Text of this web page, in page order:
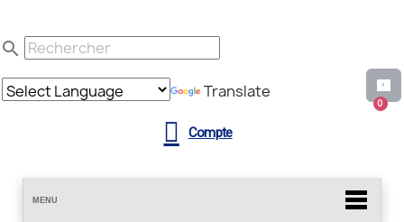
search
Translate
Compte
MENU